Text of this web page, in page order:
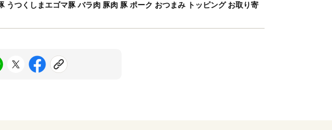
つくしまエゴマ豚 バラ肉 豚肉 豚 ポーク おつまみ トッピング お取り寄